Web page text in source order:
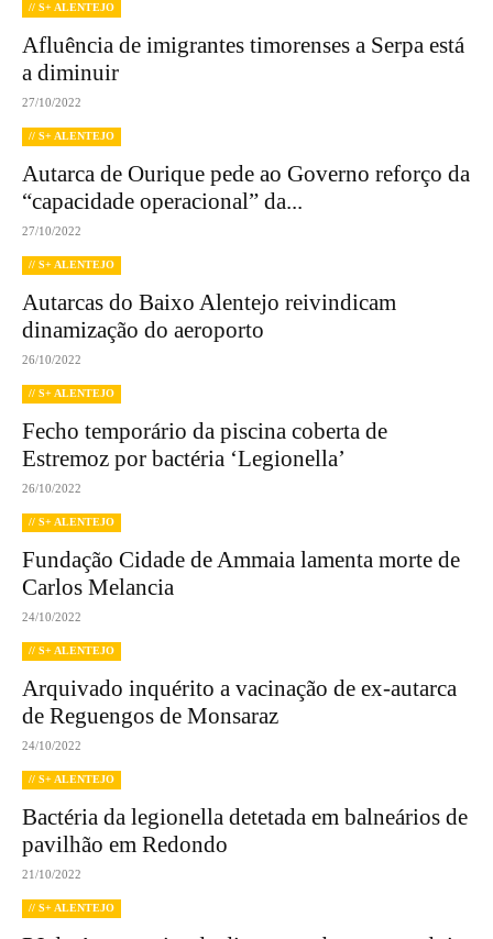
// S+ ALENTEJO
Afluência de imigrantes timorenses a Serpa está
a diminuir
27/10/2022
// S+ ALENTEJO
Autarca de Ourique pede ao Governo reforço da
“capacidade operacional” da...
27/10/2022
// S+ ALENTEJO
Autarcas do Baixo Alentejo reivindicam
dinamização do aeroporto
26/10/2022
// S+ ALENTEJO
Fecho temporário da piscina coberta de
Estremoz por bactéria ‘Legionella’
26/10/2022
// S+ ALENTEJO
Fundação Cidade de Ammaia lamenta morte de
Carlos Melancia
24/10/2022
// S+ ALENTEJO
Arquivado inquérito a vacinação de ex-autarca
de Reguengos de Monsaraz
24/10/2022
// S+ ALENTEJO
Bactéria da legionella detetada em balneários de
pavilhão em Redondo
21/10/2022
// S+ ALENTEJO